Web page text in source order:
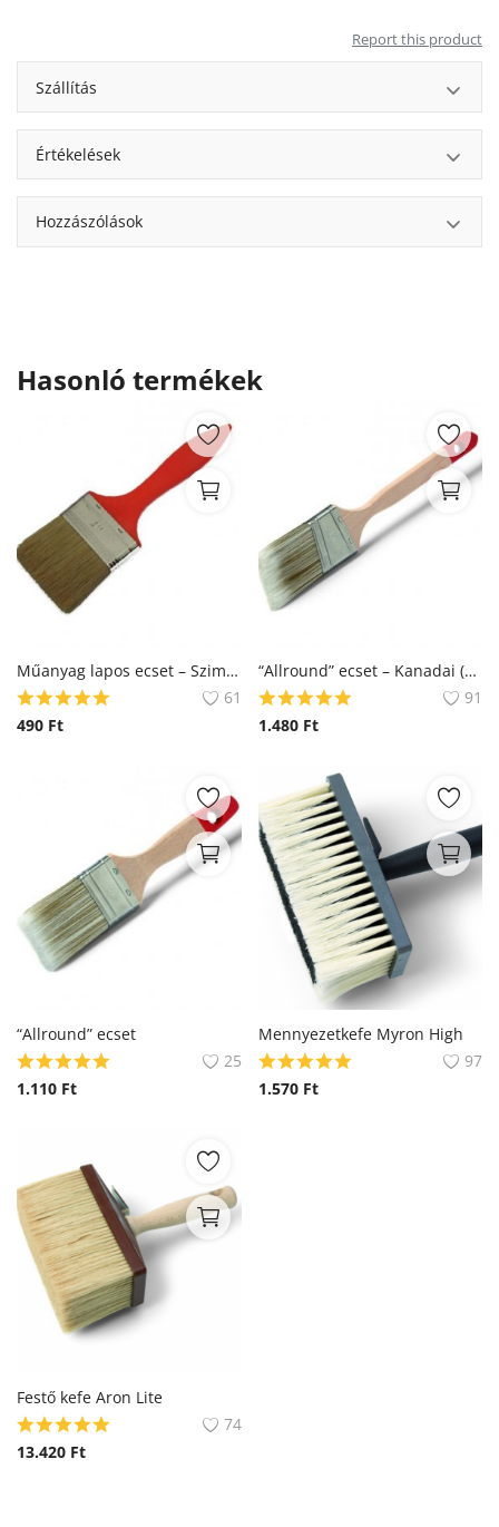
Report this product
Szállítás
Értékelések
Hozzászólások
Hasonló termékek
Műanyag lapos ecset – Szimpla
61
490 Ft
“Allround” ecset – Kanadai (ablakfestő)
91
1.480 Ft
“Allround” ecset
25
1.110 Ft
Mennyezetkefe Myron High
97
1.570 Ft
Festő kefe Aron Lite
74
13.420 Ft